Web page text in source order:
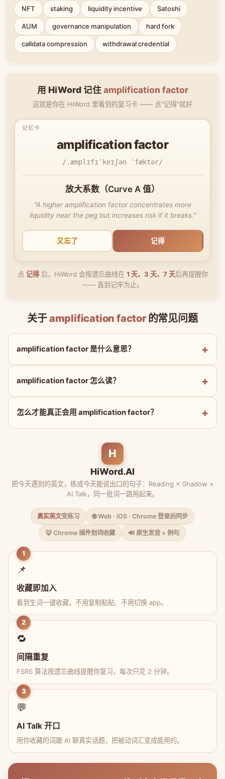
NFT staking liquidity incentive Satoshi
AUM governance manipulation hard fork
calldata compression withdrawal credential
用 HiWord 记住amplification factor
这就是你在 HiWord 里看到的复习卡 —— 点"记得"就好
amplification factor
/ˌæmplɪfɪˈkeɪʃən ˈfæktər/
放大系数（Curve A 值）
"A higher amplification factor concentrates more
liquidity near the peg but increases risk if it breaks."
又忘了 记得
点 记得后，HiWord 会按遗忘曲线在 1 天、3 天、7 天后再提醒你
—— 直到记牢为止。
关于amplification factor的常见问题
amplification factor 是什么意思？
amplification factor 怎么读？
怎么才能真正会用 amplification factor？
H
HiWord.AI
把今天遇到的英文，练成今天能说出口的句子：Reading × Shadow ×
AI Talk，同一批词一路用起来。
真实英文变练习 🌐 Web · iOS · Chrome 登录后同步
🦊 Chrome 插件划词收藏 🔊 原生发音 + 例句
1
📌
收藏即加入
看到生词一键收藏，不用复制粘贴、不用切换 app。
2
🔁
间隔重复
FSRS 算法按遗忘曲线提醒你复习，每次只花 2 分钟。
3
💬
AI Talk 开口
用你收藏的词跟 AI 聊真实话题，把被动词汇变成能用的。